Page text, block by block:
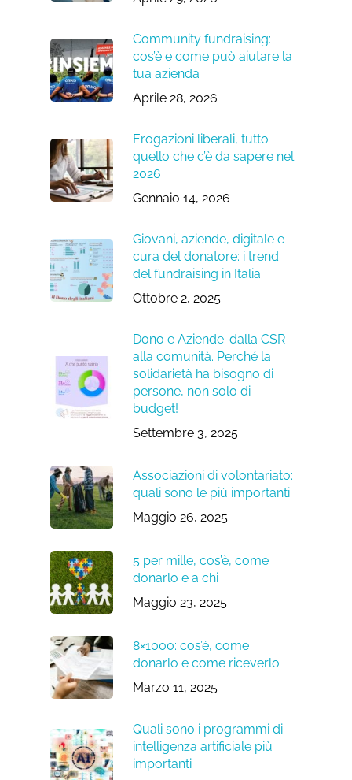
Community fundraising:
cos’è e come può aiutare la
tua azienda
Aprile 28, 2026
Erogazioni liberali, tutto
quello che c’è da sapere nel
2026
Gennaio 14, 2026
Giovani, aziende, digitale e
cura del donatore: i trend
del fundraising in Italia
Ottobre 2, 2025
Dono e Aziende: dalla CSR
alla comunità. Perché la
solidarietà ha bisogno di
persone, non solo di
budget!
Settembre 3, 2025
Associazioni di volontariato:
quali sono le più importanti
Maggio 26, 2025
5 per mille, cos’è, come
donarlo e a chi
Maggio 23, 2025
8×1000: cos’è, come
donarlo e come riceverlo
Marzo 11, 2025
Quali sono i programmi di
intelligenza artificiale più
importanti